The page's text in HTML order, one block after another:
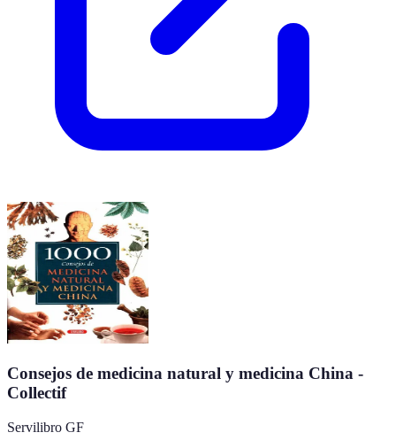
Consejos de medicina natural y medicina China -
Collectif
Servilibro GF